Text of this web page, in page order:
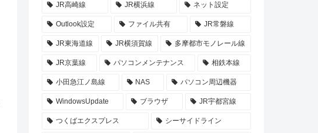
JR高崎線 JR横浜線 ネット設定
Outlook設定 ファイル共有 JR常磐線
JR東海道線 JR横須賀線 多摩都市モノレール線
JR京葉線 パソコンメンテナンス 相鉄本線
小田急江ノ島線 NAS パソコン周辺機器
WindowsUpdate ブラウザ JR宇都宮線
つくばエクスプレス シーサイドライン